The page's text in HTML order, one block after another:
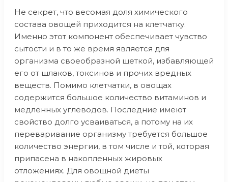
Не секрет, что весомая доля химического
состава овощей приходится на клетчатку.
Именно этот компонент обеспечивает чувство
сытости и в то же время является для
организма своеобразной щеткой, избавляющей
его от шлаков, токсинов и прочих вредных
веществ. Помимо клетчатки, в овощах
содержится большое количество витаминов и
медленных углеводов. Последние имеют
свойство долго усваиваться, а потому на их
переваривание организму требуется большое
количество энергии, в том числе и той, которая
припасена в накопленных жировых
отложениях. Для овощной диеты